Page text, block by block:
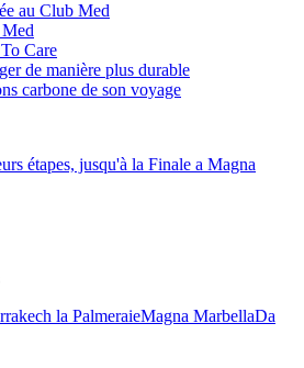
au Club Med
Care
de manière plus durable
carbone de son voyage
étapes, jusqu'à la Finale a Magna
la PalmeraieMagna MarbellaDa